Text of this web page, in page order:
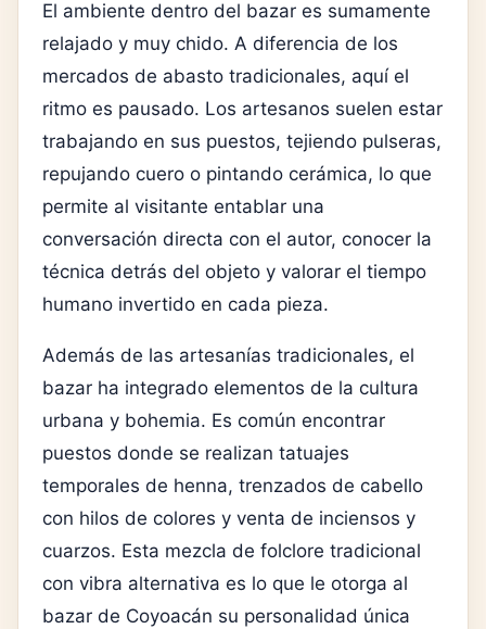
El ambiente dentro del bazar es sumamente
relajado y muy chido. A diferencia de los
mercados de abasto tradicionales, aquí el
ritmo es pausado. Los artesanos suelen estar
trabajando en sus puestos, tejiendo pulseras,
repujando cuero o pintando cerámica, lo que
permite al visitante entablar una
conversación directa con el autor, conocer la
técnica detrás del objeto y valorar el tiempo
humano invertido en cada pieza.
Además de las artesanías tradicionales, el
bazar ha integrado elementos de la cultura
urbana y bohemia. Es común encontrar
puestos donde se realizan tatuajes
temporales de henna, trenzados de cabello
con hilos de colores y venta de inciensos y
cuarzos. Esta mezcla de folclore tradicional
con vibra alternativa es lo que le otorga al
bazar de Coyoacán su personalidad única